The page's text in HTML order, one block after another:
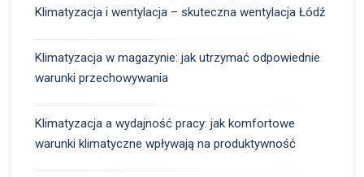
Klimatyzacja i wentylacja – skuteczna wentylacja Łódź
Klimatyzacja w magazynie: jak utrzymać odpowiednie
warunki przechowywania
Klimatyzacja a wydajność pracy: jak komfortowe
warunki klimatyczne wpływają na produktywność